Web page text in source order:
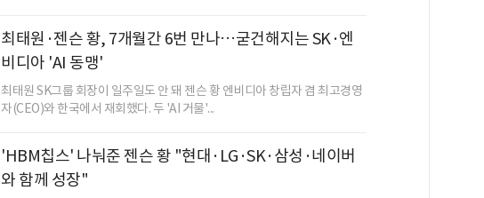
최태원·젠슨 황, 7개월간 6번 만나…굳건해지는 SK·엔
비디아 'AI 동맹'
최태원 SK그룹 회장이 일주일도 안 돼 젠슨 황 엔비디아 창립자 겸 최고경영
자(CEO)와 한국에서 재회했다. 두 'AI 거물'...
'HBM칩스' 나눠준 젠슨 황 "현대·LG·SK·삼성·네이버
와 함께 성장"